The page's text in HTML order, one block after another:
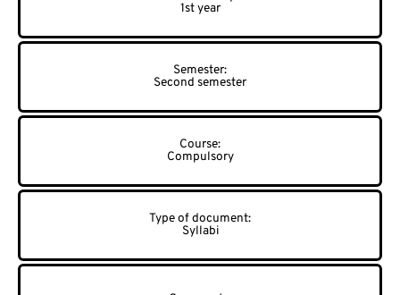
1st year
Second semester
Compulsory
Syllabi